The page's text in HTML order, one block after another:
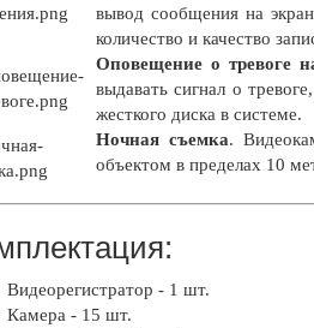
вывод сообщения на
количество и качество
Оповещение о тревоге
выдавать сигнал о
жесткого диска в системе.
Ночная съемка.
объектом в пределах 10
Видеорегистратор - 1 шт.
Камера - 15 шт.